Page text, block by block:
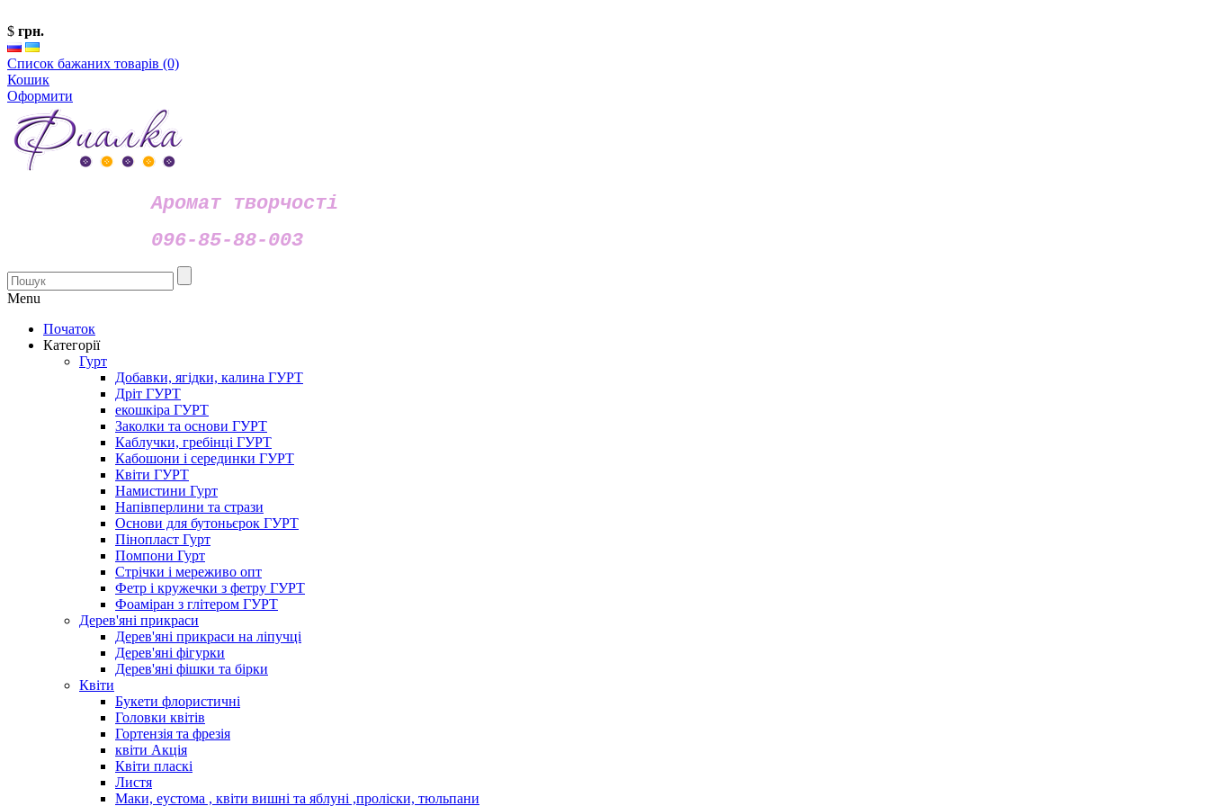
$ грн.
Список бажаних товарів (0)
Кошик
Оформити
Аромат творчості
096-85-88-003
Menu
Початок
Категорії
Гурт
Добавки, ягідки, калина ГУРТ
Дріт ГУРТ
екошкіра ГУРТ
Заколки та основи ГУРТ
Каблучки, гребінці ГУРТ
Кабошони і серединки ГУРТ
Квіти ГУРТ
Намистини Гурт
Напівперлини та стрази
Основи для бутоньєрок ГУРТ
Пінопласт Гурт
Помпони Гурт
Стрічки і мереживо опт
Фетр і кружечки з фетру ГУРТ
Фоаміран з глітером ГУРТ
Дерев'яні прикраси
Дерев'яні прикраси на ліпучці
Дерев'яні фігурки
Дерев'яні фішки та бірки
Квіти
Букети флористичні
Головки квітів
Гортензія та фрезія
квіти Акція
Квіти пласкі
Листя
Маки, еустома , квіти вишні та яблуні ,проліски, тюльпани